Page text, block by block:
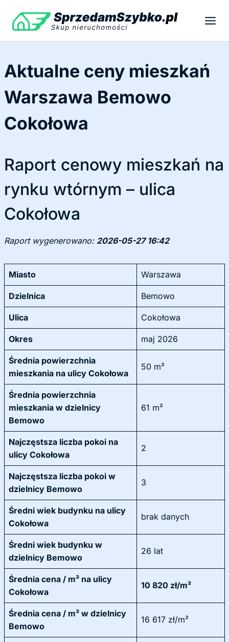
treści
Aktualne ceny mieszkań
Warszawa Bemowo
Cokołowa
Raport cenowy mieszkań na
rynku wtórnym – ulica
Cokołowa
Raport wygenerowano: 2026-05-27 16:42
Miasto Warszawa
Dzielnica Bemowo
Ulica Cokołowa
Okres maj 2026
Średnia powierzchnia
mieszkania na ulicy Cokołowa
50 m²
Średnia powierzchnia
mieszkania w dzielnicy
Bemowo
61 m²
Najczęstsza liczba pokoi na
ulicy Cokołowa
2
Najczęstsza liczba pokoi w
dzielnicy Bemowo
3
Średni wiek budynku na ulicy
Cokołowa
brak danych
Średni wiek budynku w
dzielnicy Bemowo
26 lat
Średnia cena / m² na ulicy
Cokołowa
10 820 zł/m²
Średnia cena / m² w dzielnicy
Bemowo
16 617 zł/m²